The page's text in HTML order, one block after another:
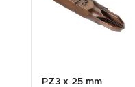
PZ3 x 25 mm